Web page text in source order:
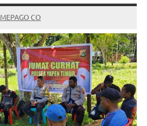
MEPAGO CO